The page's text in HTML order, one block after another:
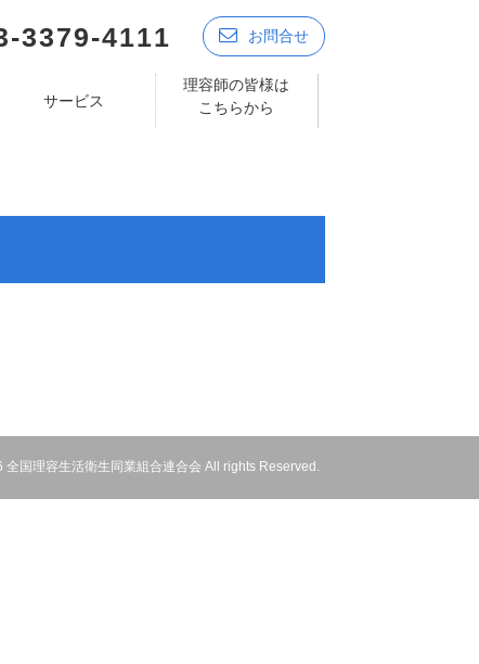
3379-4111 お問合せ
サービス
理容師の皆様は
こちらから
国理容生活衛生同業組合連合会 All rights Reserved.